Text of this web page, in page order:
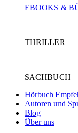
EBOOKS &
THRILLER
SACHBUCH
Hörbuch
Autoren und
Blog
Über uns